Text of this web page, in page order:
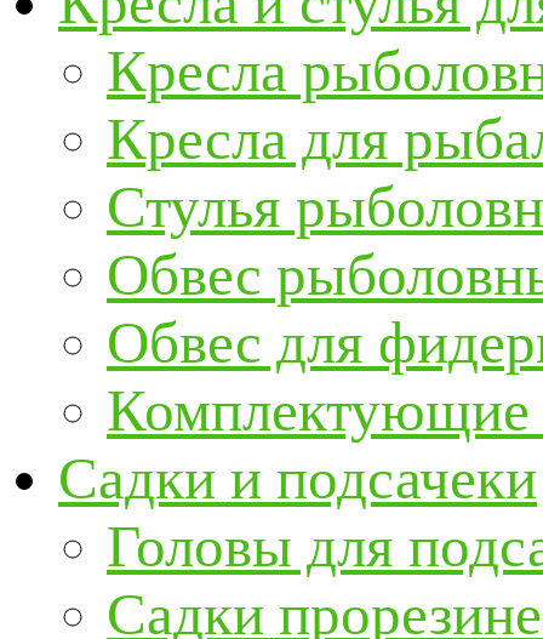
Кресла
Кресла для
Стулья
Обвес
Обвес для
Комплектующие
Садки и подсачеки
Головы для
Садки